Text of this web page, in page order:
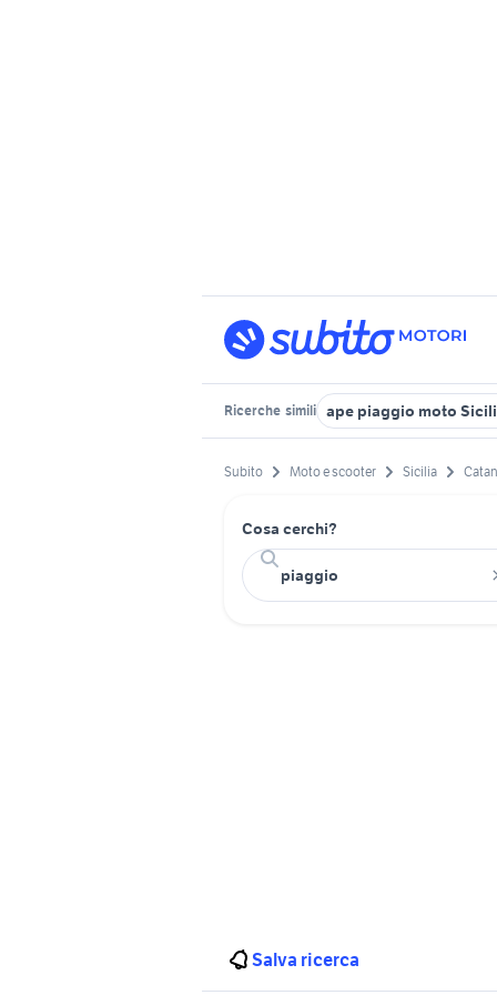
Ricerche simili ape piaggio moto
Subito Moto e scooter Sicilia
Cosa cerchi?
Salva ricerca